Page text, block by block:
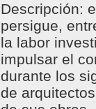
Descripción:
persigue,
la labor
impulsar el
durante los
de